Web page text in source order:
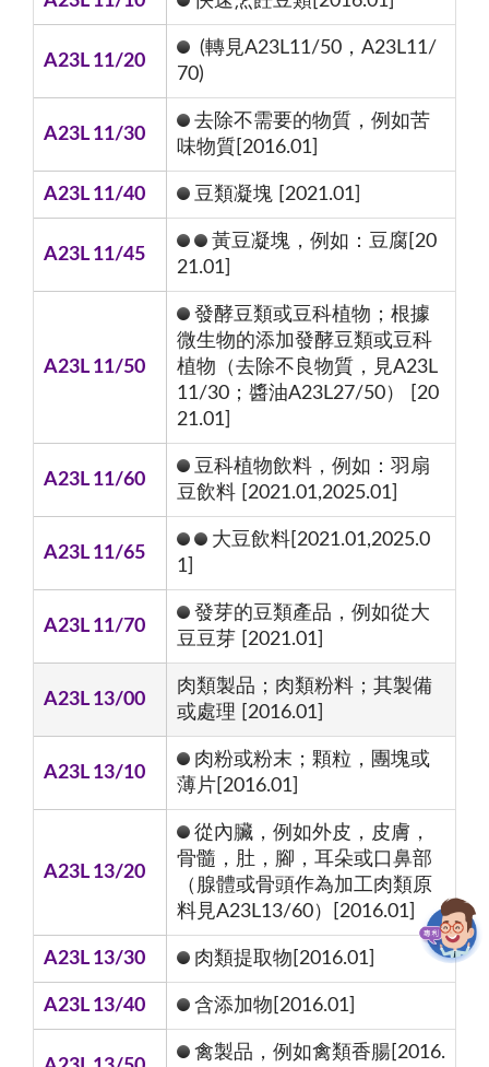
A23L 11/20
(轉見A23L11/50，A23L11/
70)
A23L 11/30
去除不需要的物質，例如苦
味物質[2016.01]
A23L 11/40 豆類凝塊 [2021.01]
A23L 11/45
黃豆凝塊，例如：豆腐[20
21.01]
A23L 11/50
發酵豆類或豆科植物；根據
微生物的添加發酵豆類或豆科
植物（去除不良物質，見A23L
11/30；醬油A23L27/50） [20
21.01]
A23L 11/60
豆科植物飲料，例如：羽扇
豆飲料 [2021.01,2025.01]
A23L 11/65
大豆飲料[2021.01,2025.0
1]
A23L 11/70
發芽的豆類產品，例如從大
豆豆芽 [2021.01]
A23L 13/00
肉類製品；肉類粉料；其製備
或處理 [2016.01]
A23L 13/10
肉粉或粉末；顆粒，團塊或
薄片[2016.01]
A23L 13/20
從內臟，例如外皮，皮膚，
骨髓，肚，腳，耳朵或口鼻部
（腺體或骨頭作為加工肉類原
料見A23L13/60）[2016.01]
A23L 13/30 肉類提取物[2016.01]
A23L 13/40 含添加物[2016.01]
禽製品，例如禽類香腸[2016.